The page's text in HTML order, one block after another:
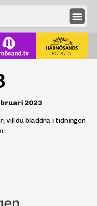
2023
vill du bläddra i tidningen